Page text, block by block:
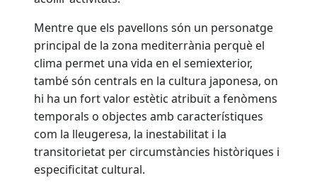
Mentre que els pavellons són un personatge
principal de la zona mediterrània perquè el
clima permet una vida en el semiexterior,
també són centrals en la cultura japonesa, on
hi ha un fort valor estètic atribuït a fenòmens
temporals o objectes amb característiques
com la lleugeresa, la inestabilitat i la
transitorietat per circumstàncies històriques i
especificitat cultural.